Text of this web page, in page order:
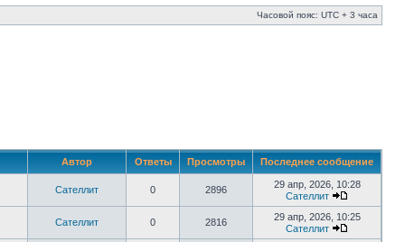
Часовой пояс: UTC + 3 часа
Автор Ответы Просмотры Последнее сообщение
Сателлит 0 2896
29 апр, 2026, 10:28
Сателлит
Сателлит 0 2816
29 апр, 2026, 10:25
Сателлит